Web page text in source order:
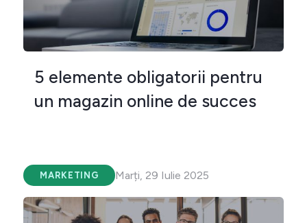
5 elemente obligatorii pentru
un magazin online de succes
MARKETING Marți, 29 Iulie 2025